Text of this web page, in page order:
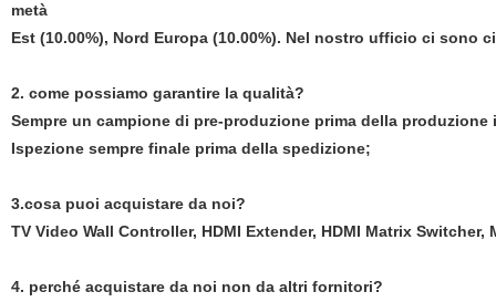
metà
Est (10.00%), Nord Europa (10.00%). Nel nostro ufficio ci sono
2. come possiamo garantire la qualità?
Sempre un campione di pre-produzione prima della produzione
Ispezione sempre finale prima della spedizione;
3.cosa puoi acquistare da noi?
TV Video Wall Controller, HDMI Extender, HDMI Matrix Switcher,
4. perché acquistare da noi non da altri fornitori?